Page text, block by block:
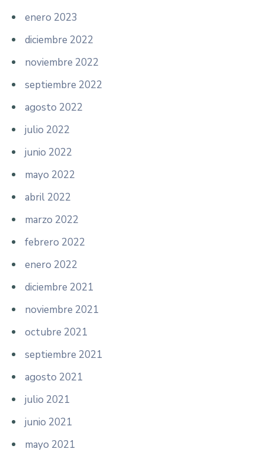
enero 2023
diciembre 2022
noviembre 2022
septiembre 2022
agosto 2022
julio 2022
junio 2022
mayo 2022
abril 2022
marzo 2022
febrero 2022
enero 2022
diciembre 2021
noviembre 2021
octubre 2021
septiembre 2021
agosto 2021
julio 2021
junio 2021
mayo 2021